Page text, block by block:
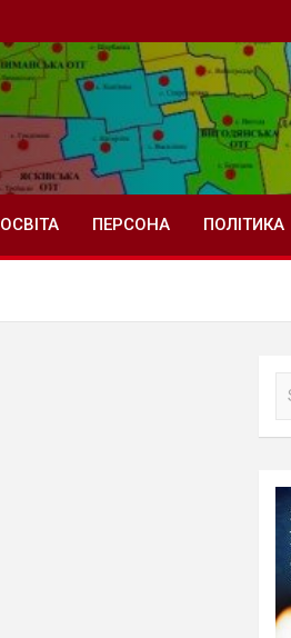
ОСВІТА ПЕРСОНА ПОЛІТИКА
a